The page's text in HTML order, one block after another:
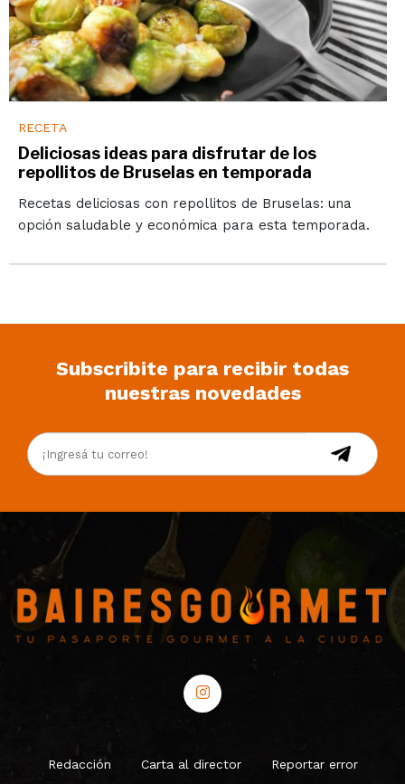
RECETA
Deliciosas ideas para disfrutar de los
repollitos de Bruselas en temporada
Recetas deliciosas con repollitos de Bruselas: una
opción saludable y económica para esta temporada.
Subscribite para recibir todas
nuestras novedades
Redacción Carta al director Reportar error